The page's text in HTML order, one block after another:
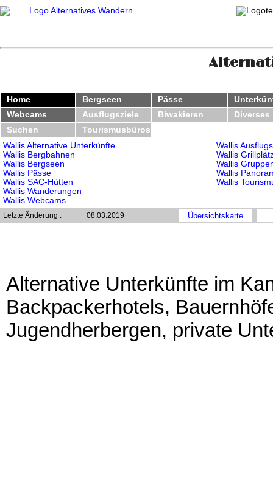
Home Bergseen Pässe
Webcams
Ausflugsziele Biwakieren
Diverses
Suchen
Tourismusbüros
Wallis Alternative Unterkünfte
Wallis Bergbahnen
Wallis Bergseen
Wallis Pässe
Wallis SAC-Hütten
Wallis Wanderungen
Wallis Webcams
Wallis
Wallis
Wallis
Wallis
Wallis
Letzte Änderung : 08.03.2019 Übersichtskarte
Alternative Unterkünfte im
Backpackerhotels,
Jugendherbergen, private